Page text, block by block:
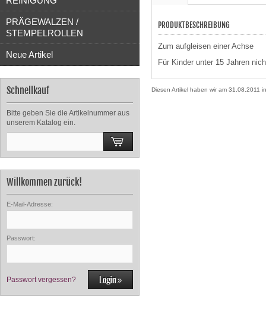
PRÄGEWALZEN /
STEMPELROLLEN
Neue Artikel
Schnellkauf
Bitte geben Sie die Artikelnummer aus
unserem Katalog ein.
Willkommen zurück!
E-Mail-Adresse:
Passwort:
Passwort vergessen?
PRODUKTBESCHREIBUNG
Zum aufgleisen einer Achse
Für Kinder unter 15 Jahren
Diesen Artikel haben wir am 31.08.2011